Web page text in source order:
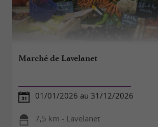
Marché de Lavelanet
01/01/2026 au 31/12/2026
7,5 km - Lavelanet